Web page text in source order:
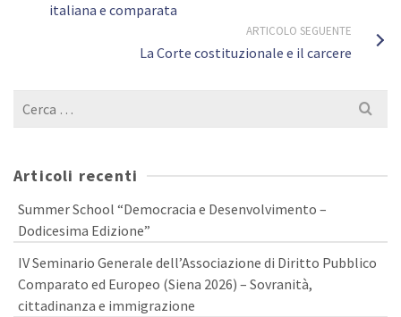
italiana e comparata
ARTICOLO SEGUENTE
La Corte costituzionale e il carcere
Cerca
Articoli recenti
Summer School “Democracia e Desenvolvimento –
Dodicesima Edizione”
IV Seminario Generale dell’Associazione di Diritto Pubblico
Comparato ed Europeo (Siena 2026) – Sovranità,
cittadinanza e immigrazione